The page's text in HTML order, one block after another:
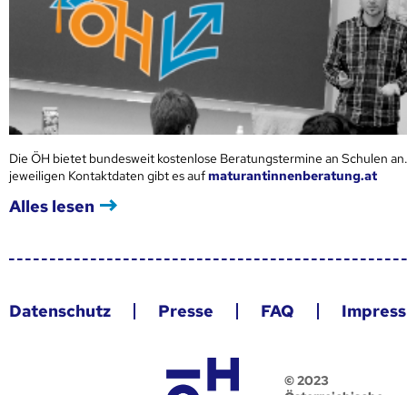
Die ÖH bietet bundesweit kostenlose Beratungstermine an Schulen
jeweiligen Kontaktdaten gibt es aufmaturantinnenberatung.at
Alles lesen
Datenschutz Presse FAQ
© 2023